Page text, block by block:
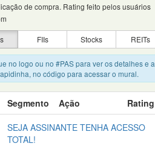
de compra. Rating feito pelos usuários
FIIs Stocks REITs
no logo ou no #PAS para ver os detalhes e a
no código para acessar o mural.
Segmento Ação Rating
SEJA ASSINANTE TENHA ACESSO
TOTAL!